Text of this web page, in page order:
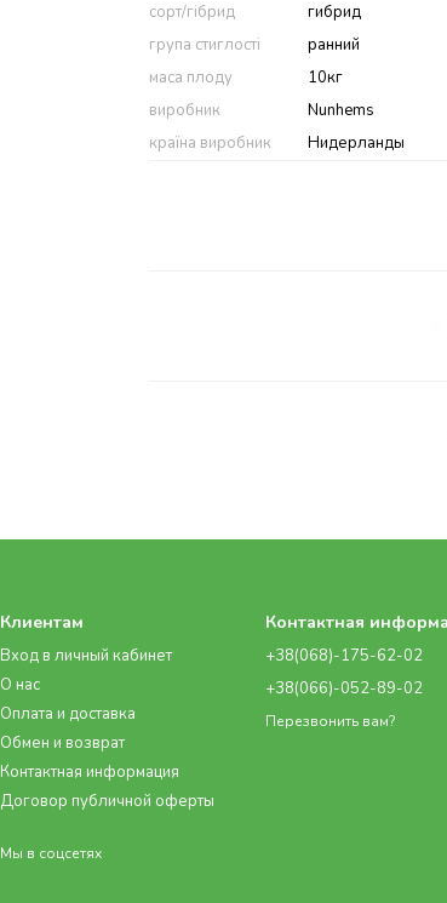
сорт/гібрид
гибрид
група стиглості
ранний
маса плоду
10кг
виробник
Nunhems
країна виробник
Нидерланды
Клиентам
Вход в личный кабинет
О нас
Оплата и доставка
Обмен и возврат
Контактная информация
Договор публичной оферты
Мы в соцсетях
Контактная
+38(068)-175-62-02
+38(066)-052-89-02
Перезвонить вам?